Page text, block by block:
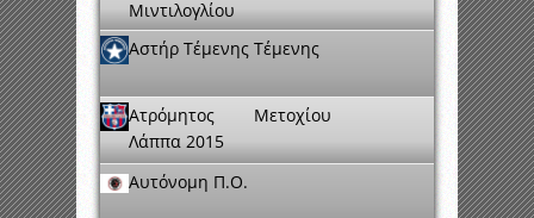
Μιντιλογλίου
Αστήρ Τέμενης Τέμενης
Ατρόμητος
Λάππα 2015
Μετοχίου
Αυτόνομη Π.Ο.